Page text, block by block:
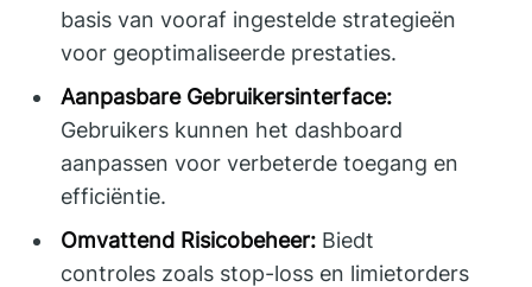
basis van vooraf ingestelde strategieën
voor geoptimaliseerde prestaties.
Aanpasbare Gebruikersinterface:
Gebruikers kunnen het dashboard
aanpassen voor verbeterde toegang en
efficiëntie.
Omvattend Risicobeheer: Biedt
controles zoals stop-loss en limietorders